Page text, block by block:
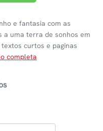
e fantasia com as
a uma terra de sonhos em
curtos e paginas
completa